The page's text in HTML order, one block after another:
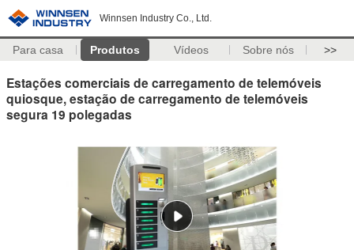
Winnsen Industry Co., Ltd.
Para casa Produtos Vídeos Sobre nós >>
Estações comerciais de carregamento de telemóveis
quiosque, estação de carregamento de telemóveis
segura 19 polegadas